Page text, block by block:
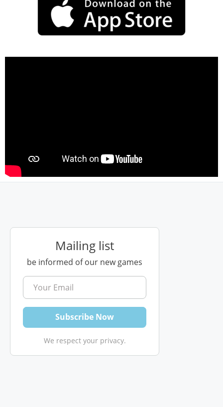
Mailing list
be informed of our new games
We respect your privacy.